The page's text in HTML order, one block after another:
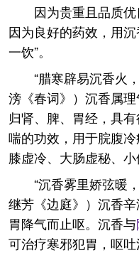
因为贵重且品质优
因为良好的药效，用
一饮”。
“腊寒辟易沉香火
滂《春词》）沉香属
归肾、脾、胃经，具
喘的功效，用于脘腹
膝虚冷、大肠虚秘、小
“沉香雾里娇弦暖
继芳《边庭》）沉香
胃降气而止呕。沉香与
可治疗寒邪犯胃，呕